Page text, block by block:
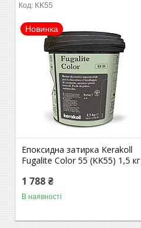
KK55
Новинка
Епоксидна затирка Kerakoll
Fugalite Color 55 (KK55) 1,5 кг
1 788 ₴
В наявності